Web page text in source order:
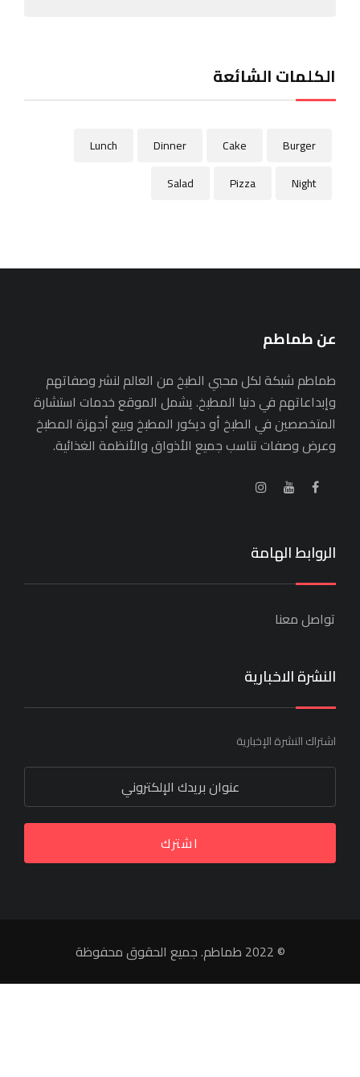
الكلمات الشائعة
Burger
Cake
Dinner
Lunch
Night
Pizza
Salad
عن طماطم
طماطم شبكة لكل محبي الطبخ من العالم لنشر وصفاتهم
وإبداعاتهم في دنيا المطبخ. يشمل الموقع خدمات استشارة
المتخصصين في الطبخ أو ديكور المطبخ وبيع أجهزة المطبخ
وعرض وصفات تناسب جميع الأذواق والأنظمة الغذائية.
الروابط الهامة
تواصل معنا
النشرة الاخبارية
اشتراك النشرة الإخبارية
اشترك